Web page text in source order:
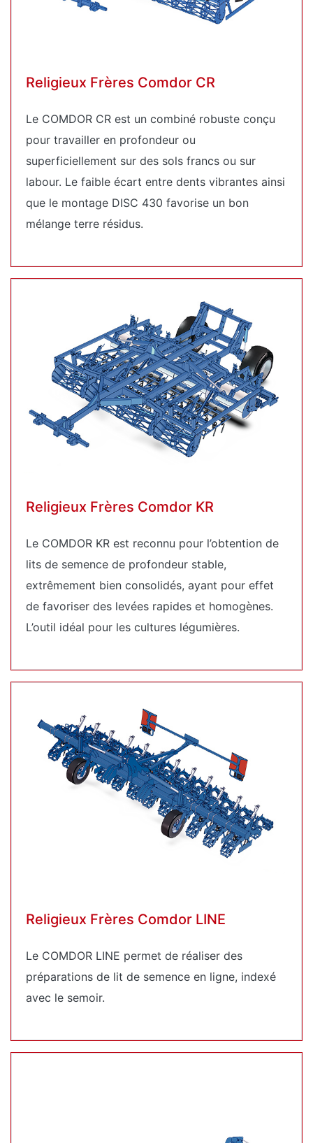
Religieux Frères Comdor CR
Le COMDOR CR est un combiné robuste conçu
pour travailler en profondeur ou
superficiellement sur des sols francs ou sur
labour. Le faible écart entre dents vibrantes ainsi
que le montage DISC 430 favorise un bon
mélange terre résidus.
Religieux Frères Comdor KR
Le COMDOR KR est reconnu pour l’obtention de
lits de semence de profondeur stable,
extrêmement bien consolidés, ayant pour effet
de favoriser des levées rapides et homogènes.
L’outil idéal pour les cultures légumières.
Religieux Frères Comdor LINE
Le COMDOR LINE permet de réaliser des
préparations de lit de semence en ligne, indexé
avec le semoir.